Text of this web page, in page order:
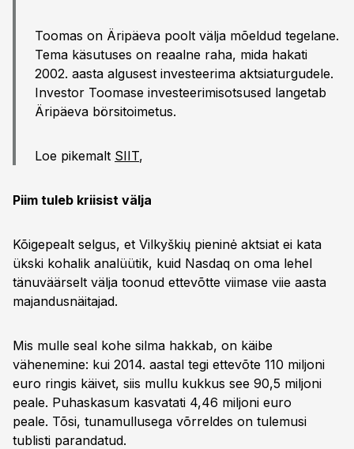
Toomas on Äripäeva poolt välja mõeldud tegelane.
Tema käsutuses on reaalne raha, mida hakati
2002. aasta algusest investeerima aktsiaturgudele.
Investor Toomase investeerimisotsused langetab
Äripäeva börsitoimetus.
Loe pikemalt SIIT,
Piim tuleb kriisist välja
Kõigepealt selgus, et Vilkyškių pieninė aktsiat ei kata
ükski kohalik analüütik, kuid Nasdaq on oma lehel
tänuväärselt välja toonud ettevõtte viimase viie aasta
majandusnäitajad.
Mis mulle seal kohe silma hakkab, on käibe
vähenemine: kui 2014. aastal tegi ettevõte 110 miljoni
euro ringis käivet, siis mullu kukkus see 90,5 miljoni
peale. Puhaskasum kasvatati 4,46 miljoni euro
peale. Tõsi, tunamullusega võrreldes on tulemusi
tublisti parandatud.